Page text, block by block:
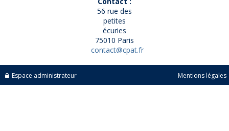
56 rue des
petites
écuries
75010 Paris
contact@cpat.fr
Espace administrateur Mentions légales